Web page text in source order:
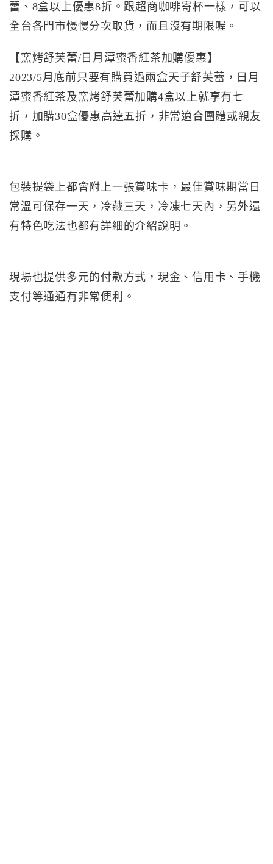
蕾、8盒以上優惠8折。跟超商咖啡寄杯一樣，可以
全台各門市慢慢分次取貨，而且沒有期限喔。
【窯烤舒芙蕾/日月潭蜜香紅茶加購優惠】
2023/5月底前只要有購買過兩盒天子舒芙蕾，日月
潭蜜香紅茶及窯烤舒芙蕾加購4盒以上就享有七
折，加購30盒優惠高達五折，非常適合團體或親友
採購。
包裝提袋上都會附上一張賞味卡，最佳賞味期當日
常溫可保存一天，冷藏三天，冷凍七天內，另外還
有特色吃法也都有詳細的介紹說明。
現場也提供多元的付款方式，現金、信用卡、手機
支付等通通有非常便利。